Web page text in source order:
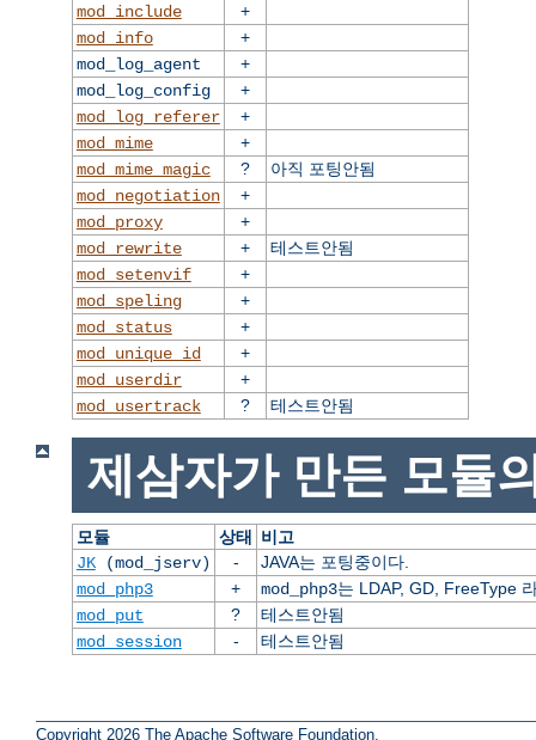
mod_include
+
mod_info
+
mod_log_agent
+
mod_log_config
+
mod_log_referer
+
mod_mime
+
mod_mime_magic
?
아직 포팅안됨
mod_negotiation
+
mod_proxy
+
mod_rewrite
+
테스트안됨
mod_setenvif
+
mod_speling
+
mod_status
+
mod_unique_id
+
mod_userdir
+
mod_usertrack
? 테스트안됨
제삼자가 만든 모듈
모듈 상태 비고
JK(mod_jserv) -
JAVA는 포팅중이다.
mod_php3
+ mod_php3는 LDAP, GD, FreeType
mod_put
?
테스트안됨
mod_session
- 테스트안됨
Copyright 2026 The Apache Software Foundation.